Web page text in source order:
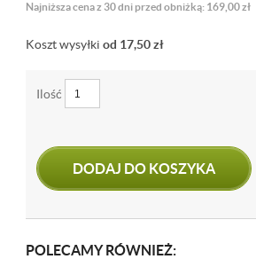
Najniższa cena z 30 dni przed obniżką: 169,00 zł
Koszt wysyłki od 17,50zł
Ilość
DODAJ DO KOSZYKA
POLECAMY RÓWNIEŻ: